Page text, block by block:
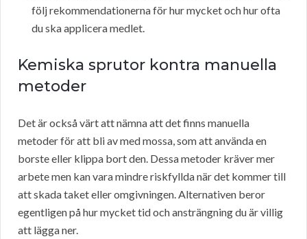
följ rekommendationerna för hur mycket och hur ofta
du ska applicera medlet.
Kemiska sprutor kontra manuella
metoder
Det är också värt att nämna att det finns manuella
metoder för att bli av med mossa, som att använda en
borste eller klippa bort den. Dessa metoder kräver mer
arbete men kan vara mindre riskfyllda när det kommer till
att skada taket eller omgivningen. Alternativen beror
egentligen på hur mycket tid och ansträngning du är villig
att lägga ner.